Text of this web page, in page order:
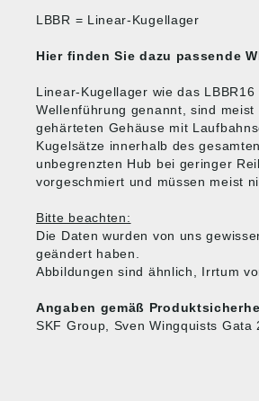
LBBR = Linear-Kugellager
Hier finden Sie dazu passende
Linear-Kugellager wie das LBBR16
Wellenführung genannt, sind
gehärteten Gehäuse mit
Kugelsätze innerhalb des
unbegrenzten Hub bei geringer
vorgeschmiert und müssen meist
Bitte beachten:
Die Daten wurden von uns
geändert haben.
Abbildungen sind ähnlich, Irrtum
Angaben gemäß
SKF Group, Sven Wingquists